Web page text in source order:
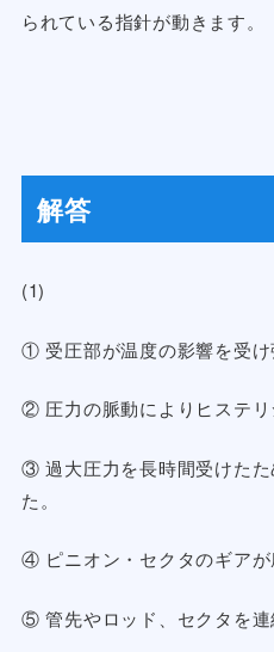
られている指針が動きます。
解答
(1)
① 受圧部が温度の影響を受け
② 圧力の脈動によりヒステリ
③ 過大圧力を長時間受けた
た。
④ ピニオン・セクタのギアが
⑤ 管先やロッド、セクタを連